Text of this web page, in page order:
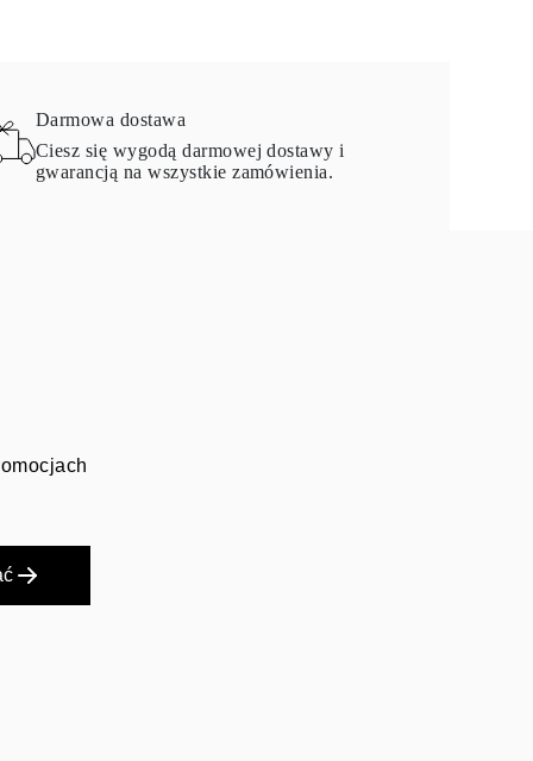
Darmowa dostawa
Ciesz się wygodą darmowej dostawy i
gwarancją na wszystkie zamówienia.